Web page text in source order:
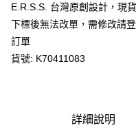
【注意事項】
１．透過由恩沛科技股份有限公
易，需依本服務之必要範圍內提
２．關於個人資料處理事宜，請
４．使用「AFTEE先享後付」
7-11取貨付款
每筆NT$80，滿NT$1,200(
付款後7-11取貨
每筆NT$80，滿NT$1,200(含
E.R.S.S. 台灣原創設計，現
下標後無法改單，需修改請
訂單
貨號: K70411083
詳細說明